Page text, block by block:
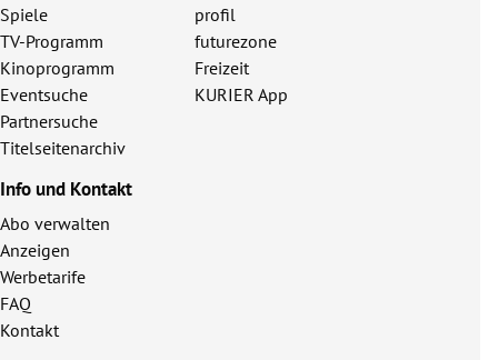
Spiele
TV-Programm
Kinoprogramm
Eventsuche
Partnersuche
Titelseitenarchiv
profil
futurezone
Freizeit
KURIER App
Info und Kontakt
Abo verwalten
Anzeigen
Werbetarife
FAQ
Kontakt